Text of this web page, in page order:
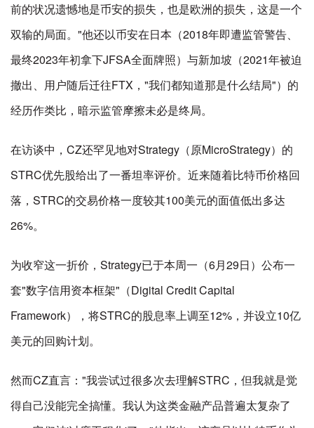
前的状况遗憾地是币安的损失，也是欧洲的损失，这是一个
双输的局面。"他还以币安在日本（2018年即遭监管警告、
最终2023年初拿下JFSA全面牌照）与新加坡（2021年被迫
撤出、用户随后迁往FTX，"我们都知道那是什么结局"）的
经历作类比，暗示监管摩擦未必是终局。
在访谈中，CZ还罕见地对Strategy（原MicroStrategy）的
STRC优先股给出了一番坦率评价。近来随着比特币价格回
落，STRC的交易价格一度较其100美元的面值低出多达
26%。
为收窄这一折价，Strategy已于本周一（6月29日）公布一
套"数字信用资本框架"（Digital Credit Capital
Framework），将STRC的股息率上调至12%，并设立10亿
美元的回购计划。
然而CZ直言："我尝试过很多次去理解STRC，但我就是觉
得自己没能完全搞懂。我认为这类金融产品普遍太复杂了